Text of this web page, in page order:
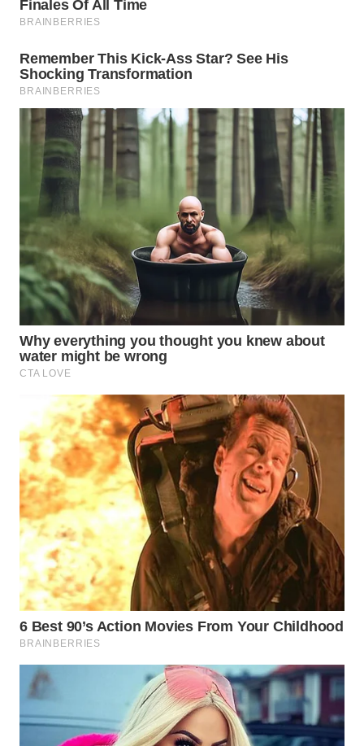
WN
WN
CIANJUR
WN
KEPULAUAN
SERIBU
WN
TANGERANG
WN
BINJAI
WN
CIREBON
WN
INDRAMAYU
WN
KUNINGAN
WN
MAJALENGKA
WN
SUBANG
WN
PURWAKARTA